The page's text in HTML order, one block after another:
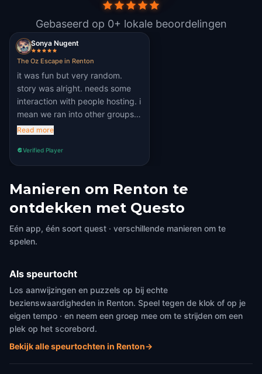
Gebaseerd op 0+ lokale beoordelingen
Sonya Nugent
The Oz Escape in Renton
it was fun but very random.
story was alright. needs some
interaction with people hosting. i
mean we ran into other groups
but eh
Read more
Verified Player
Manieren om Renton te
ontdekken met Questo
Eén app, één soort quest · verschillende manieren om te
spelen.
Als speurtocht
Los aanwijzingen en puzzels op bij echte
bezienswaardigheden in Renton. Speel tegen de klok of op je
eigen tempo · en neem een groep mee om te strijden om een
plek op het scorebord.
Bekijk alle speurtochten in Renton→